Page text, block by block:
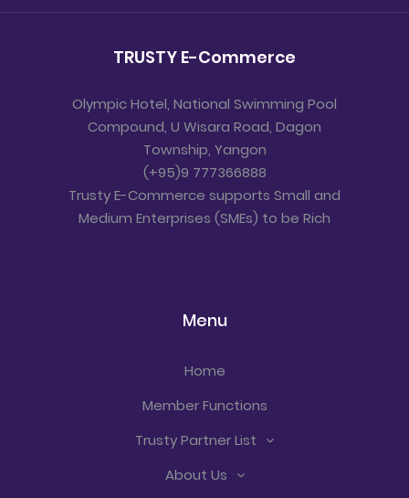
TRUSTY E-Commerce
Olympic Hotel, National Swimming Pool
Compound, U Wisara Road, Dagon
Township, Yangon
(+95)9 777366888
Trusty E-Commerce supports Small and
Medium Enterprises (SMEs) to be Rich
Menu
Home
Member Functions
Trusty Partner List
About Us